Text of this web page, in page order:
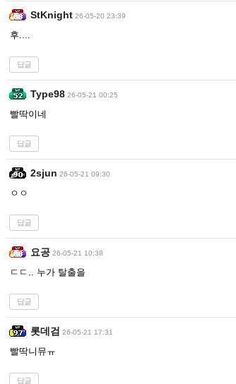
StKnight 26-05-20 23:39
후....
답글
Type98 26-05-21 00:25
빨딱이네
답글
2sjun 26-05-21 09:30
ㅇㅇ
답글
요공 26-05-21 10:38
ㄷㄷ.. 누가 탈출을
답글
롯데검 26-05-21 17:31
빨딱니뮤ㅠ
답글